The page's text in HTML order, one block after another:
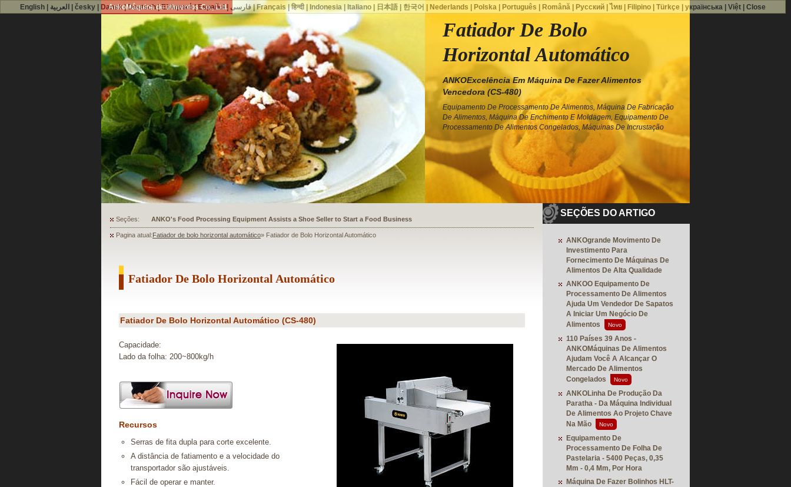
AnkoMáquina de alimentos Co., Ltd.
Fatiador De Bolo
Horizontal Automático
ANKOExcelência Em Máquina De Fazer Alimentos
Vencedora (CS-480)
Equipamento De Processamento De Alimentos, Máquina De Fabricação
De Alimentos, Máquina De Enchimento E Moldagem, Equipamento De
Processamento De Alimentos Congelados, Máquinas De Incrustação
Seções: ANKO's Food Processing Equipment Assists a Shoe Seller to Start a Food Business
Pagina atual:Fatiador de bolo horizontal automático» Fatiador de Bolo Horizontal Automático
Fatiador De Bolo Horizontal Automático
Fatiador De Bolo Horizontal Automático (CS-480)
Capacidade:
Lado da folha: 200~800kg/h
Recursos
Serras de fita dupla para corte excelente.
A distância de fatiamento e a velocidade do
transportador são ajustáveis.
Fácil de operar e manter.
SEÇÕES DO ARTIGO
ANKOgrande Movimento De
Investimento Para
Fornecimento De Máquinas De
Alimentos De Alta Qualidade
ANKOO Equipamento De
Processamento De Alimentos
Ajuda Um Vendedor De Sapatos
A Iniciar Um Negócio De
Alimentos
Novo
110 Países 39 Anos -
ANKOMáquinas De Alimentos
Ajudam Você A Alcançar O
Mercado De Alimentos
Congelados
Novo
ANKOLinha De Produção Da
Paratha - Da Máquina Individual
De Alimentos Ao Projeto Chave
Na Mão
Novo
Equipamento De
Processamento De Folha De
Pastelaria - 5400 Peças, 0,35
Mm - 0,4 Mm, Por Hora
Máquina De Fazer Bolinhos HLT-
English| العربية česky| Dansk|Deutsch|Ελληνικά|Español| فارسی|Français|हिन्दी| Indonesia| Italiano| 日本語| 한국어 Nederlands Polska| Português Română| Русский| ไทย| Filipino| Türkçe українська| Việt| Close